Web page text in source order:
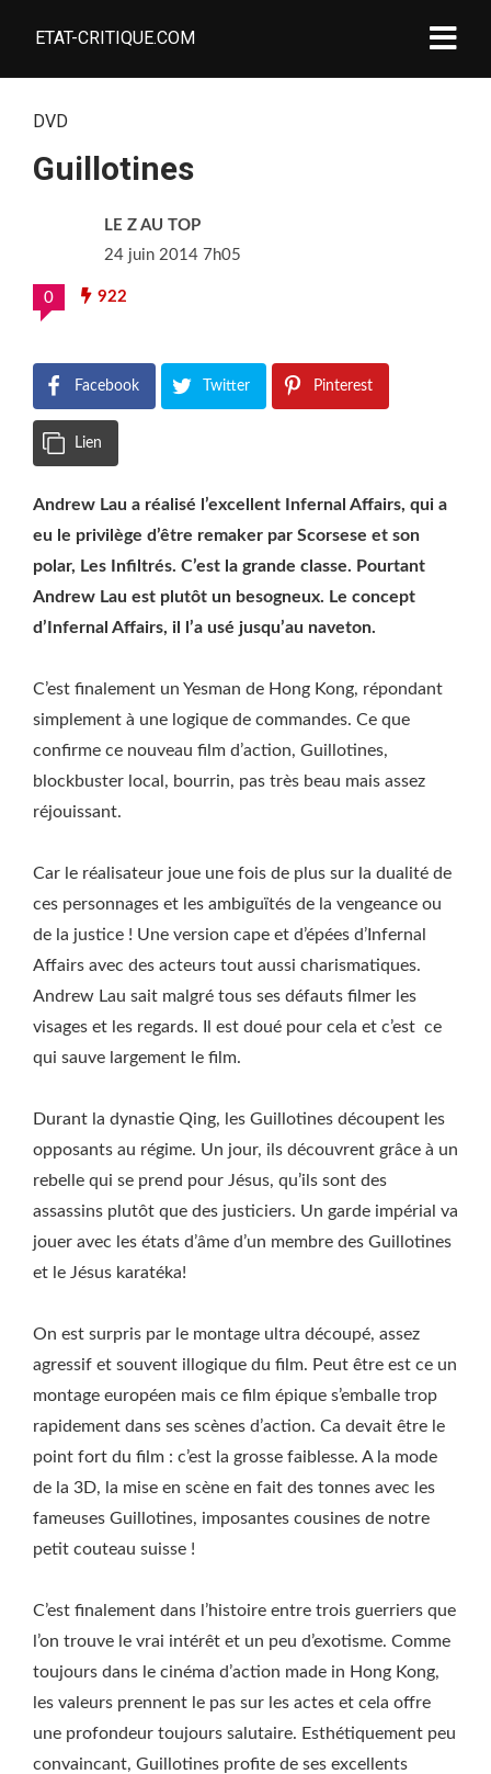
ETAT-CRITIQUE.COM
DVD
Guillotines
LE Z AU TOP
24 juin 2014 7h05
0 922
Facebook Twitter Pinterest
Lien
Andrew Lau a réalisé l’excellent Infernal Affairs, qui a
eu le privilège d’être remaker par Scorsese et son
polar, Les Infiltrés. C’est la grande classe. Pourtant
Andrew Lau est plutôt un besogneux. Le concept
d’Infernal Affairs, il l’a usé jusqu’au naveton.
C’est finalement un Yesman de Hong Kong, répondant
simplement à une logique de commandes. Ce que
confirme ce nouveau film d’action, Guillotines,
blockbuster local, bourrin, pas très beau mais assez
réjouissant.
Car le réalisateur joue une fois de plus sur la dualité de
ces personnages et les ambiguïtés de la vengeance ou
de la justice ! Une version cape et d’épées d’Infernal
Affairs avec des acteurs tout aussi charismatiques.
Andrew Lau sait malgré tous ses défauts filmer les
visages et les regards. Il est doué pour cela et c’est ce
qui sauve largement le film.
Durant la dynastie Qing, les Guillotines découpent les
opposants au régime. Un jour, ils découvrent grâce à un
rebelle qui se prend pour Jésus, qu’ils sont des
assassins plutôt que des justiciers. Un garde impérial va
jouer avec les états d’âme d’un membre des Guillotines
et le Jésus karatéka!
On est surpris par le montage ultra découpé, assez
agressif et souvent illogique du film. Peut être est ce un
montage européen mais ce film épique s’emballe trop
rapidement dans ses scènes d’action. Ca devait être le
point fort du film : c’est la grosse faiblesse. A la mode
de la 3D, la mise en scène en fait des tonnes avec les
fameuses Guillotines, imposantes cousines de notre
petit couteau suisse !
C’est finalement dans l’histoire entre trois guerriers que
l’on trouve le vrai intérêt et un peu d’exotisme. Comme
toujours dans le cinéma d’action made in Hong Kong,
les valeurs prennent le pas sur les actes et cela offre
une profondeur toujours salutaire. Esthétiquement peu
convaincant, Guillotines profite de ses excellents